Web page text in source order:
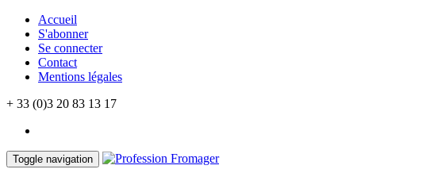
Accueil
S'abonner
Se connecter
Contact
Mentions légales
+ 33 (0)3 20 83 13 17
Toggle navigation